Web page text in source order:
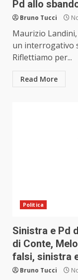
Pd allo
Bruno Tucci
Maurizio Landini,
un interrogativo
Riflettiamo per...
Read More
Politica
Sinistra e Pd
di Conte,
falsi, sinistra
Bruno Tucci